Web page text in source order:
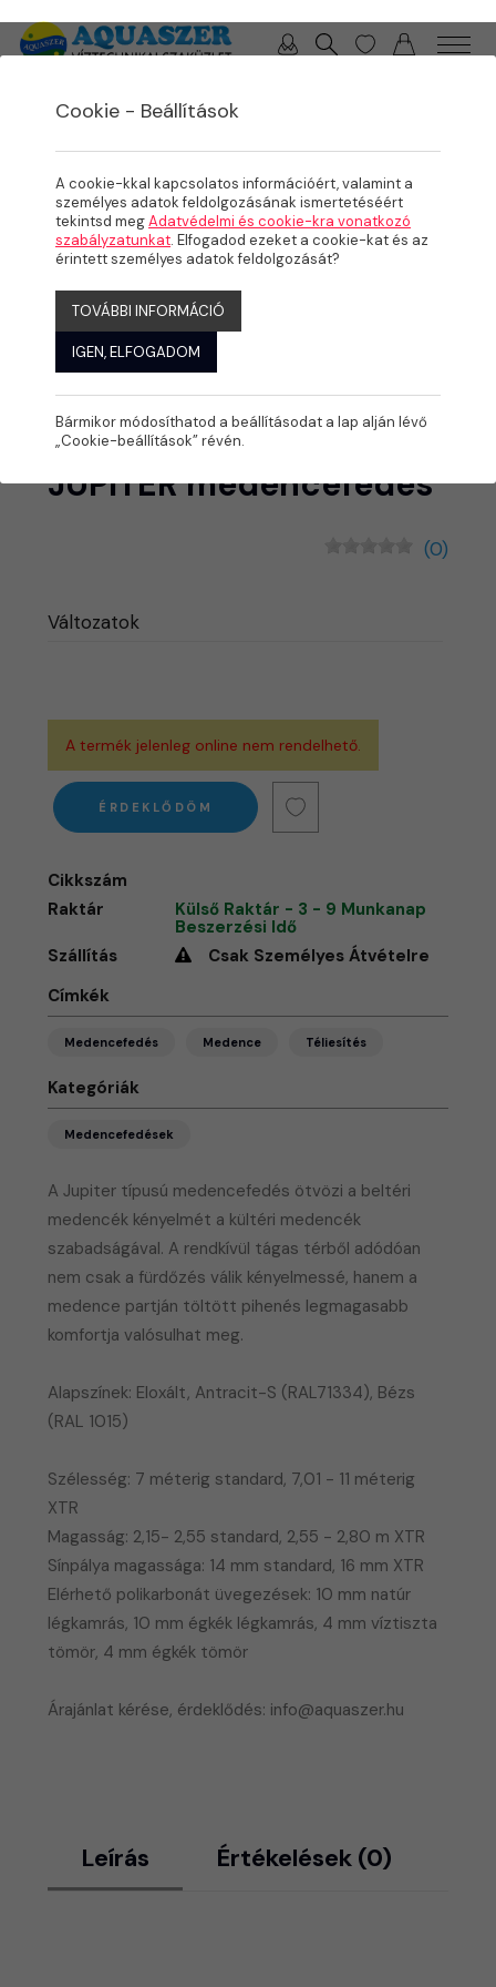
JUPITER medencefedés
(0)
A Jupiter típusú medencefedés ötvözi a beltéri
medencék kényelmét a kültéri medencék
szabadságával. A rendkívül tágas térből adódóan
nem csak a fürdőzés válik kényelmessé, hanem a
medence partján töltött pihenés legmagasabb
komfortja valósulhat meg.
Alapszínek: Eloxált, Antracit-S (RAL71334), Bézs
(RAL 1015)
Szélesség: 7 méterig standard, 7,01 - 11 méterig
XTR
Magasság: 2,15- 2,55 standard, 2,55 - 2,80 m XTR
Sínpálya magassága: 14 mm standard, 16 mm XTR
Elérhető polikarbonát üvegezések: 10 mm natúr
légkamrás, 10 mm égkék légkamrás, 4 mm víztiszta
tömör, 4 mm égkék tömör
Árajánlat kérése, érdeklődés: info@aquaszer.hu
Változatok
A termék jelenleg online nem rendelhető.
ÉRDEKLŐDÖM
Cikkszám
Raktár
Külső Raktár - 3 - 9 Munkanap
Beszerzési Idő
Szállítás
Csak Személyes Átvételre
Címkék
Medencefedés Medence Téliesítés
Kategóriák
Medencefedések
Leírás Értékelések (0)
Cookie - Beállítások
A cookie-kkal kapcsolatos információért, valamint a
személyes adatok feldolgozásának ismertetéséért
tekintsd megAdatvédelmi és cookie-kra vonatkozó
szabályzatunkat. Elfogadod ezeket a cookie-kat és az
érintett személyes adatok feldolgozását?
TOVÁBBI INFORMÁCIÓ
IGEN, ELFOGADOM
Bármikor módosíthatod a beállításodat a lap alján lévő
„Cookie-beállítások” révén.